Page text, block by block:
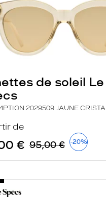
de soleil Le
2029509 JAUNE CRISTA
de
€ 95,00 € -20%